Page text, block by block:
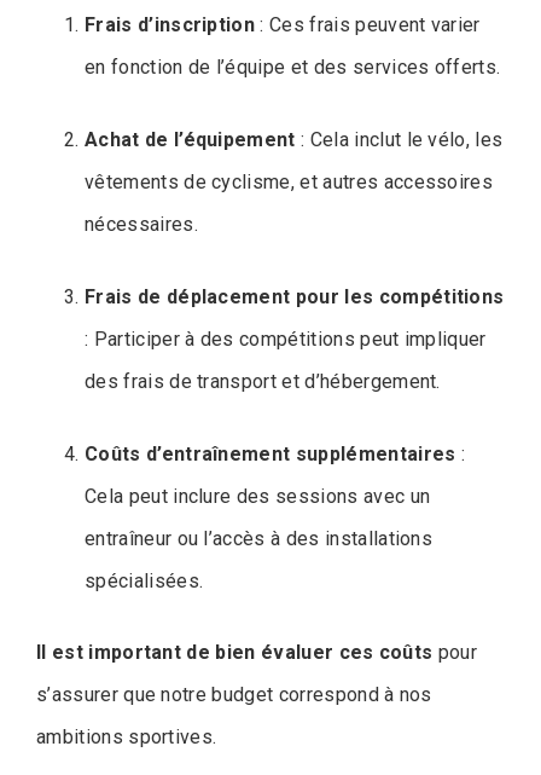
Frais d’inscription : Ces frais peuvent varier
en fonction de l’équipe et des services offerts.
Achat de l’équipement : Cela inclut le vélo, les
vêtements de cyclisme, et autres accessoires
nécessaires.
Frais de déplacement pour les compétitions
: Participer à des compétitions peut impliquer
des frais de transport et d’hébergement.
Coûts d’entraînement supplémentaires :
Cela peut inclure des sessions avec un
entraîneur ou l’accès à des installations
spécialisées.
Il est important de bien évaluer ces coûts pour
s’assurer que notre budget correspond à nos
ambitions sportives.